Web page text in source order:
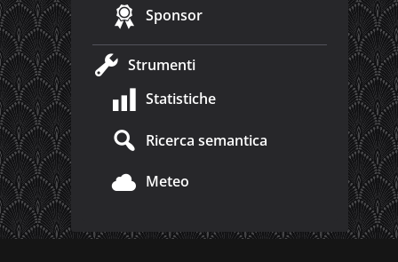
Sponsor
Strumenti
Statistiche
Ricerca semantica
Meteo